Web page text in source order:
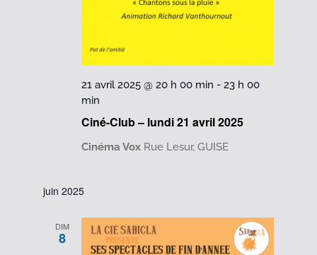
Ciné-Club – lundi 21 avril 2025
21 avril 2025 @ 20 h 00 min -23 h 00
min
Cinéma Vox Rue Lesur, GUISE
juin 2025
DIM
8